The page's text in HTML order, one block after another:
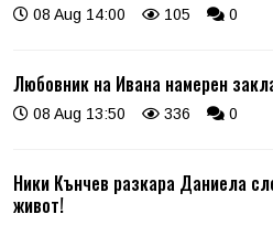
08 Aug 14:00 105 0
Любовник на Ивана намерен
08 Aug 13:50 336 0
Ники Кънчев разкара Даниела
живот!